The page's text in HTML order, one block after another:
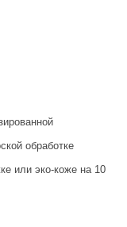
обработке
или эко-коже на 10